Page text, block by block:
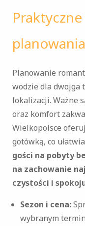
planowania
Planowanie
wodzie dla dwojga
lokalizacji. Ważne
oraz komfort
Wielkopolsce
gotówką, co
gości na pobyty
na zachowanie
czystości i
Sezon i cena:
wybranym